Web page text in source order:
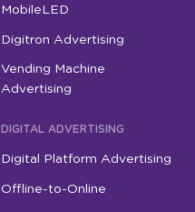
MobileLED
Digitron Advertising
Vending Machine
Advertising
DIGITAL ADVERTISING
Digital Platform Advertising
Offline-to-Online